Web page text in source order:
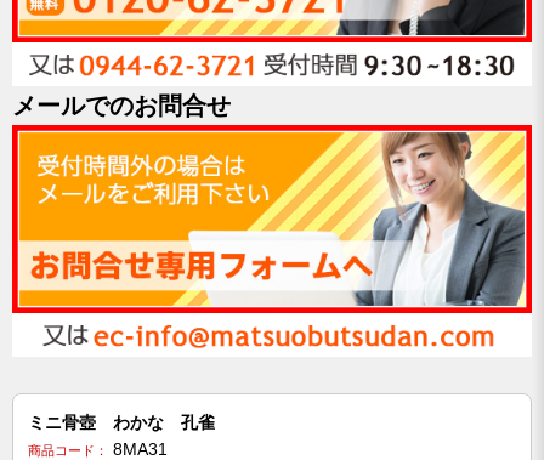
メールでのお問合せ
ミニ骨壺 わかな 孔雀
商品コード： 8MA31